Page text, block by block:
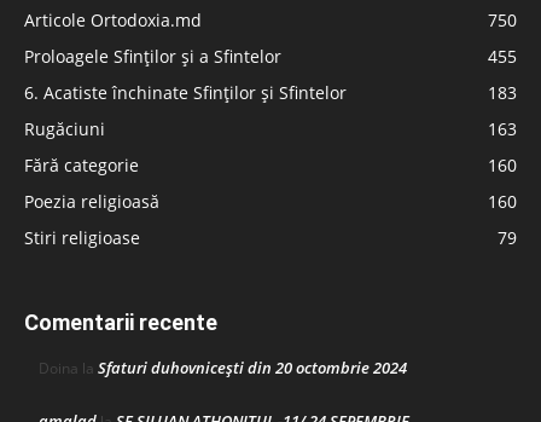
Articole Ortodoxia.md
750
Proloagele Sfinților și a Sfintelor
455
6. Acatiste închinate Sfinților și Sfintelor
183
Rugăciuni
163
Fără categorie
160
Poezia religioasă
160
Stiri religioase
79
Comentarii recente
Doina la Sfaturi duhovnicești din 20 octombrie 2024